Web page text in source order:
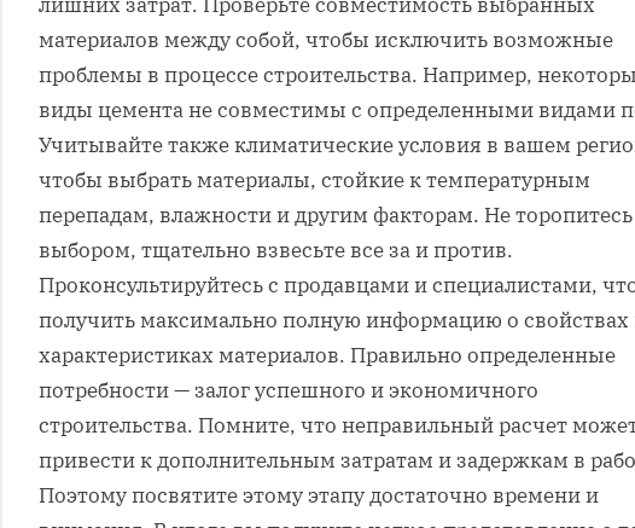
материалов между собой‚ чтобы исключить возможные
проблемы в процессе строительства. Например‚
виды цемента не совместимы с определенными видами
Учитывайте также климатические условия в вашем
чтобы выбрать материалы‚ стойкие к температурным
перепадам‚ влажности и другим факторам. Не торопитесь
выбором‚ тщательно взвесьте все за и против.
Проконсультируйтесь с продавцами и специалистами‚
получить максимально полную информацию о свойствах
характеристиках материалов. Правильно определенные
потребности — залог успешного и экономичного
строительства. Помните‚ что неправильный расчет
привести к дополнительным затратам и задержкам в
Поэтому посвятите этому этапу достаточно времени и